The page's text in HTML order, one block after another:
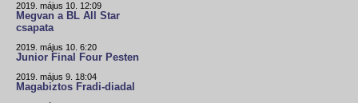
2019. május 10. 12:09
Megvan a BL All Star
csapata
2019. május 10. 6:20
Junior Final Four Pesten
2019. május 9. 18:04
Magabiztos Fradi-diadal